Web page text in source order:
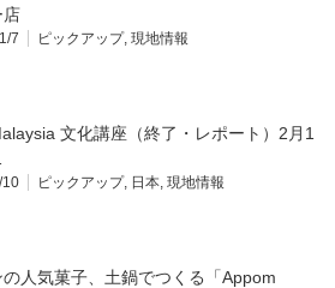
店
7 ピックアップ, 現地情報
文化講座（終了・レポート）2月1
10 ピックアップ, 日本 現地情報
人気菓子、土鍋でつくる「Appom